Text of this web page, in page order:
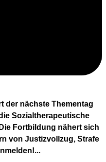
der nächste Thementag
Sozialtherapeutische
Fortbildung nähert sich
von Justizvollzug, Strafe